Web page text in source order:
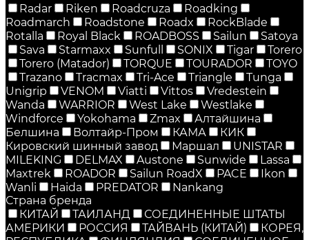
Radar
Riken Roadcruza
Roadking
Roadmarch
Roadstone Roadx
RockBlade
Rotalla
Royal Black ROADBOSS Sailun
Satoya
Sava
Starmaxx Sunfull SONIX Tigar
Torero
Torero (Matador)
TORQUE TOURADOR
TOYO
Trazano
Tracmax Tri-Ace Triangle
Tunga
Unigrip
VENOM Viatti Vittos
Vredestein
Wanda
WARRIOR West Lake
Westlake
Windforce
Yokohama Zmax
Алтайшина
Белшина
Волтайр-Пром КАМА
КИК
Кировский шинный завод
Маршал
UNISTAR
MILEKING
DELMAX Austone Sunwide
Lassa
Maxtrek
ROADOR Sailun RoadX PACE
Ikon
Wanli
Haida PREDATOR
Nankang
Страна бренда
КИТАЙ
ТАИЛАНД
СОЕДИНЕННЫЕ ШТАТЫ
АМЕРИКИ
РОССИЯ ТАЙВАНЬ (КИТАЙ)
КОРЕЯ,